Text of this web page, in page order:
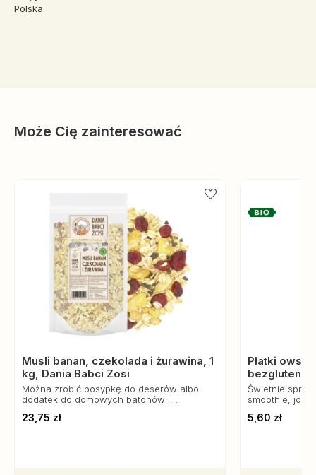
Polska
Może Cię zainteresować
Musli banan, czekolada i żurawina, 1
kg, Dania Babci Zosi
Można zrobić posypkę do deserów albo
dodatek do domowych batonów i
śniadanie do mleka lub jogurtu.
23,75 zł
Płatki
Świetnie
smoothie,
zawartość
5,60 zł